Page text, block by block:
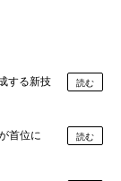
する新技
読む
首位に 読む